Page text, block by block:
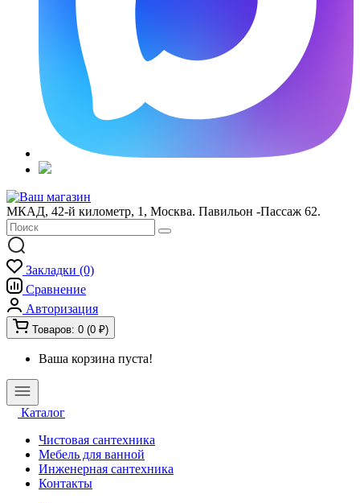
МКАД, 42-й километр, 1, Москва. Павильон -Пассаж 62.
Закладки (0)
Сравнение
Авторизация
Товаров: 0 (0 ₽)
Ваша корзина пуста!
Каталог
Чистовая сантехника
Мебель для ванной
Инженерная сантехника
Контакты